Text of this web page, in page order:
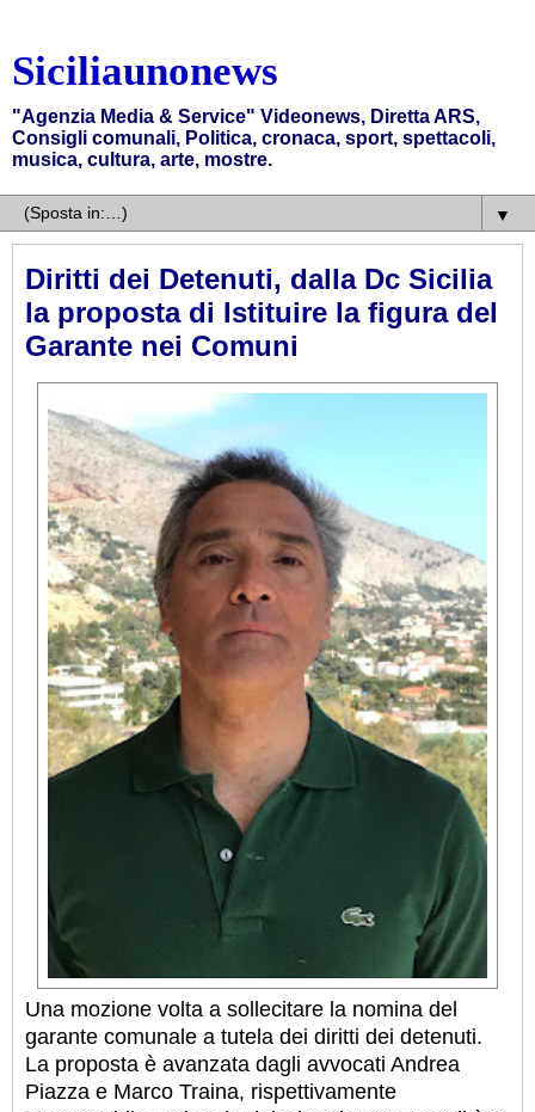
Siciliaunonews
"Agenzia Media & Service" Videonews, Diretta ARS,
Consigli comunali, Politica, cronaca, sport, spettacoli,
musica, cultura, arte, mostre.
▼
Diritti dei Detenuti, dalla Dc Sicilia
la proposta di Istituire la figura del
Garante nei Comuni
Una mozione volta a sollecitare la nomina del
garante comunale a tutela dei diritti dei detenuti.
La proposta è avanzata dagli avvocati Andrea
Piazza e Marco Traina, rispettivamente